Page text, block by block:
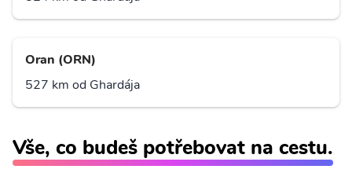
Oran (ORN)
527 km od Ghardája
Vše, co budeš potřebovat na cestu.